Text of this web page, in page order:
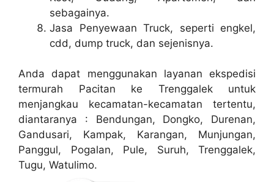
sebagainya.
Jasa Penyewaan Truck, seperti engkel,
cdd, dump truck, dan sejenisnya.
Anda dapat menggunakan layanan ekspedisi
termurah Pacitan ke Trenggalek untuk
menjangkau kecamatan-kecamatan tertentu,
diantaranya : Bendungan, Dongko, Durenan,
Gandusari, Kampak, Karangan, Munjungan,
Panggul, Pogalan, Pule, Suruh, Trenggalek,
Tugu, Watulimo.